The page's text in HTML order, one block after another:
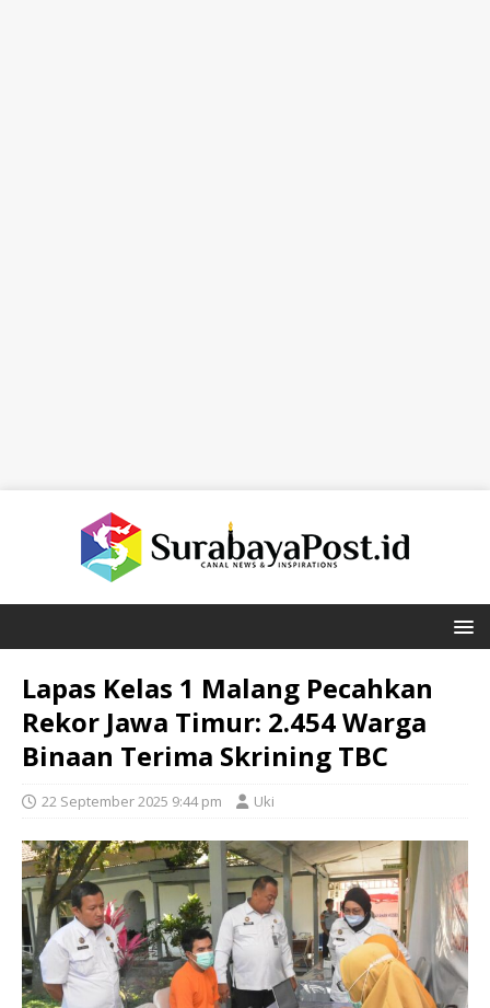
Lapas Kelas 1 Malang Pecahkan
Rekor Jawa Timur: 2.454 Warga
Binaan Terima Skrining TBC
22 September 2025 9:44 pm Uki